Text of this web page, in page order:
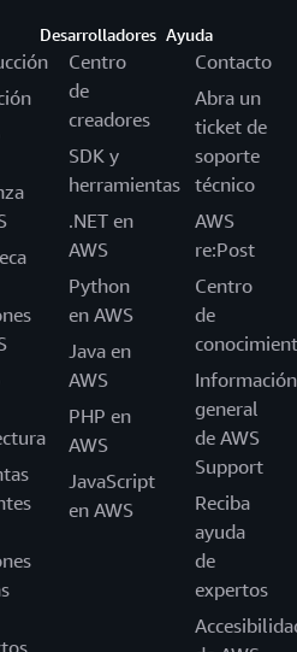
Desarrolladores
Centro
de
creadores
SDK y
herramientas
.NET en
AWS
Python
en AWS
Java en
AWS
PHP en
AWS
JavaScript
en AWS
Ayuda
Contacto
Abra un
ticket de
soporte
técnico
AWS
re:Post
Centro
de
Información
general
de AWS
Support
Reciba
ayuda
de
expertos